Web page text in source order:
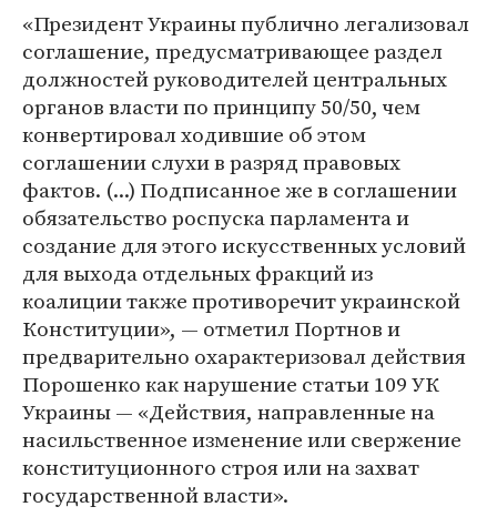
«Президент Украины публично легализовал
соглашение, предусматривающее раздел
должностей руководителей центральных
органов власти по принципу 50/50, чем
конвертировал ходившие об этом
соглашении слухи в разряд правовых
фактов. (...) Подписанное же в соглашении
обязательство роспуска парламента и
создание для этого искусственных условий
для выхода отдельных фракций из
коалиции также противоречит украинской
Конституции», — отметил Портнов и
предварительно охарактеризовал действия
Порошенко как нарушение статьи 109 УК
Украины — «Действия, направленные на
насильственное изменение или свержение
конституционного строя или на захват
государственной власти».